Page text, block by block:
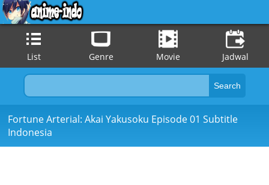
List Genre Movie Jadwal
Fortune Arterial: Akai Yakusoku Episode 01 Subtitle
Indonesia